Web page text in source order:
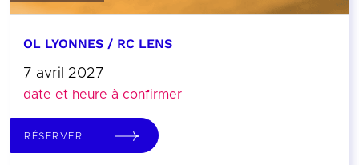
OL LYONNES / RC LENS
7 avril 2027
date et heure à confirmer
RÉSERVER